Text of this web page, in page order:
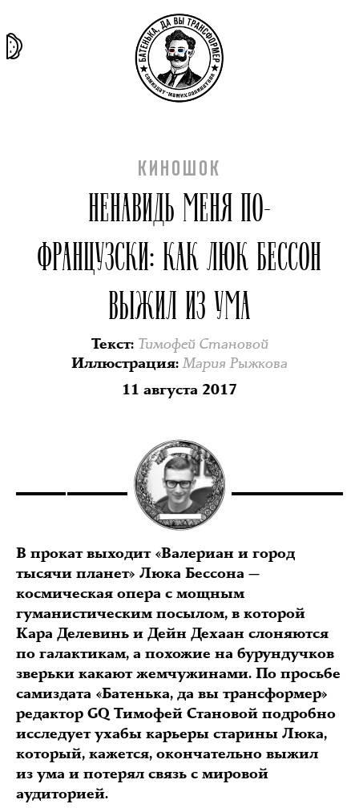
КИНОШОК
НЕНАВИДЬ МЕНЯ ПО-
ФРАНЦУЗСКИ: КАК ЛЮК БЕССОН
ВЫЖИЛ ИЗ УМА
Текст: Тимофей Становой
Иллюстрация: Мария Рыжкова
11 августа 2017
В прокат выходит «Валериан и город
тысячи планет» Люка Бессона —
космическая опера с мощным
гуманистическим посылом, в которой
Кара Делевинь и Дейн Дехаан слоняются
по галактикам, а похожие на бурундучков
зверьки какают жемчужинами. По просьбе
самиздата «Батенька, да вы трансформер»
редактор GQ Тимофей Становой подробно
исследует ухабы карьеры старины Люка,
который, кажется, окончательно выжил
из ума и потерял связь с мировой
аудиторией.